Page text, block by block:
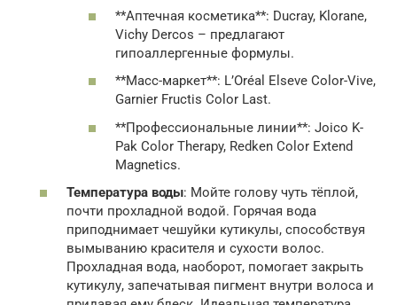
**Аптечная косметика**: Ducray, Klorane,
Vichy Dercos – предлагают
гипоаллергенные формулы.
**Масс-маркет**: L’Oréal Elseve Color-Vive,
Garnier Fructis Color Last.
**Профессиональные линии**: Joico K-
Pak Color Therapy, Redken Color Extend
Magnetics.
Температура воды: Мойте голову чуть тёплой,
почти прохладной водой. Горячая вода
приподнимает чешуйки кутикулы, способствуя
вымыванию красителя и сухости волос.
Прохладная вода, наоборот, помогает закрыть
кутикулу, запечатывая пигмент внутри волоса и